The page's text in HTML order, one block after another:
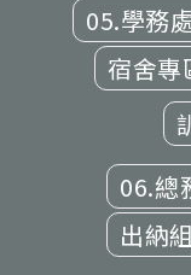
05.學務
宿舍專
06.總
出納組